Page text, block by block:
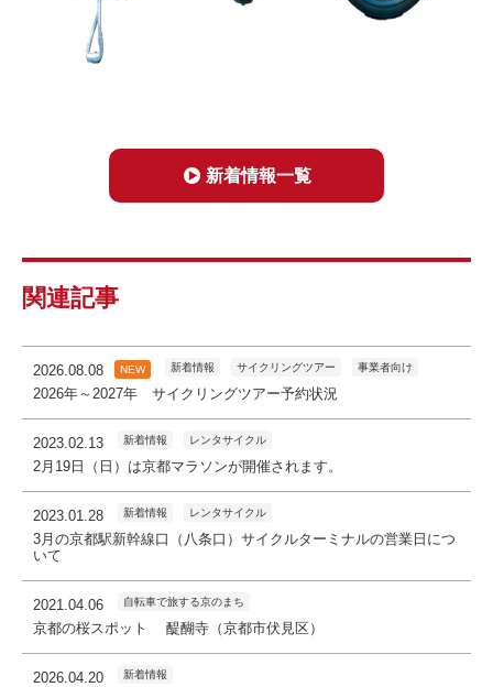
新着情報一覧
関連記事
2026.08.08 NEW 新着情報 サイクリングツアー 事業者向け
2026年～2027年 サイクリングツアー予約状況
2023.02.13 新着情報 レンタサイクル
2月19日（日）は京都マラソンが開催されます。
2023.01.28 新着情報 レンタサイクル
3月の京都駅新幹線口（八条口）サイクルターミナルの営業日につ
いて
2021.04.06 自転車で旅する京のまち
京都の桜スポット 醍醐寺（京都市伏見区）
2026.04.20 新着情報